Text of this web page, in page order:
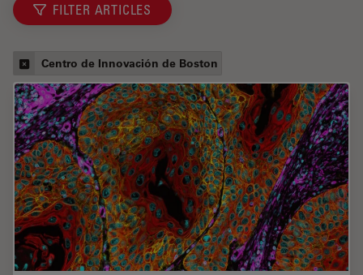
FILTER ARTICLES
Centro de Innovación de Boston